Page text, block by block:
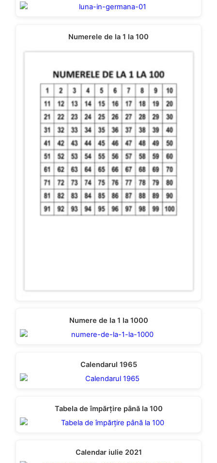
Numerele de la 1 la 100
Numere de la 1 la 1000
Calendarul 1965
Tabela de împărțire până la 100
Calendar iulie 2021